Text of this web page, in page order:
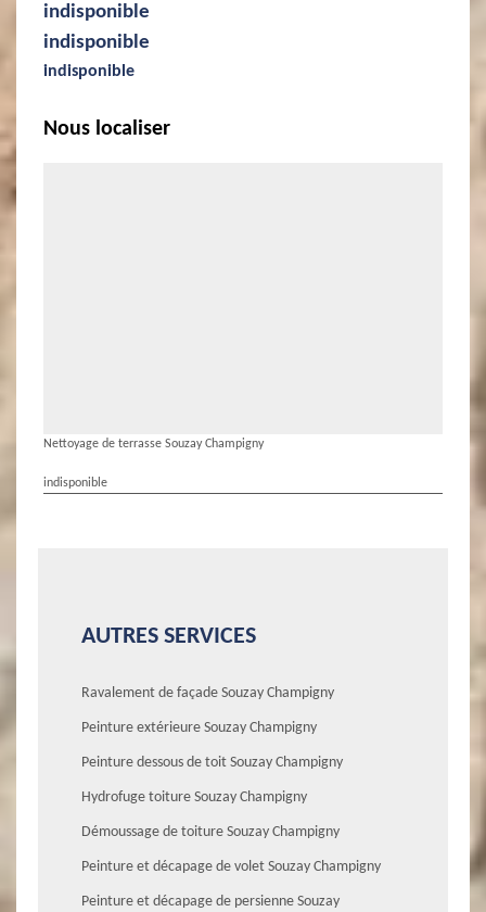
indisponible
indisponible
indisponible
Nous localiser
Nettoyage de terrasse Souzay Champigny
indisponible
AUTRES SERVICES
Ravalement de façade Souzay Champigny
Peinture extérieure Souzay Champigny
Peinture dessous de toit Souzay Champigny
Hydrofuge toiture Souzay Champigny
Démoussage de toiture Souzay Champigny
Peinture et décapage de volet Souzay Champigny
Peinture et décapage de persienne Souzay